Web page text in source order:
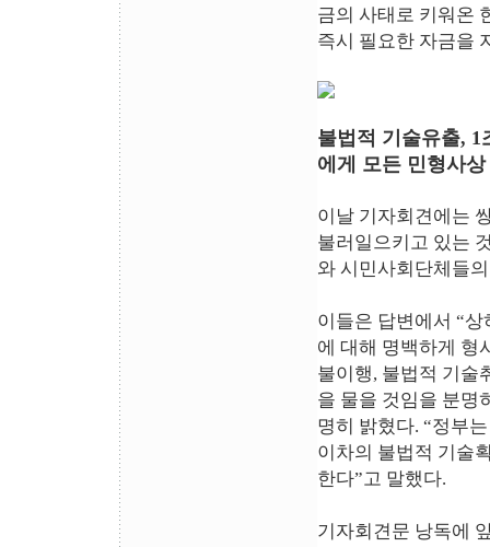
금의 사태로 키워온
즉시 필요한 자금을
불법적 기술유출, 1
에게 모든 민형사
이날 기자회견에는
불러일으키고 있는
와 시민사회단체들
이들은 답변에서 “
에 대해 명백하게 형
불이행, 불법적 기술
을 물을 것임을 분명
명히 밝혔다. “정부
이차의 불법적 기술
한다”고 말했다.
기자회견문 낭독에